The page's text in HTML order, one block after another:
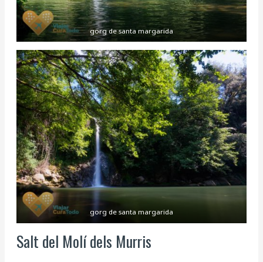
gorg de santa margarida
gorg de santa margarida
Salt del Molí dels Murris